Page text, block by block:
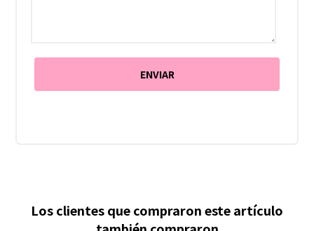
Los clientes que compraron este artículo